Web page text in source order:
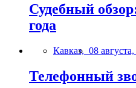
Судебный
года
Кавказ, 08
Телефонный